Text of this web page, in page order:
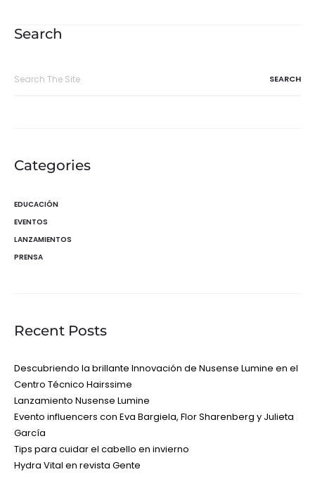
entradas
Search
Categories
EDUCACIÓN
EVENTOS
LANZAMIENTOS
PRENSA
Recent Posts
Descubriendo la brillante Innovación de Nusense Lumine en el
Centro Técnico Hairssime
Lanzamiento Nusense Lumine
Evento influencers con Eva Bargiela, Flor Sharenberg y Julieta
García
Tips para cuidar el cabello en invierno
Hydra Vital en revista Gente